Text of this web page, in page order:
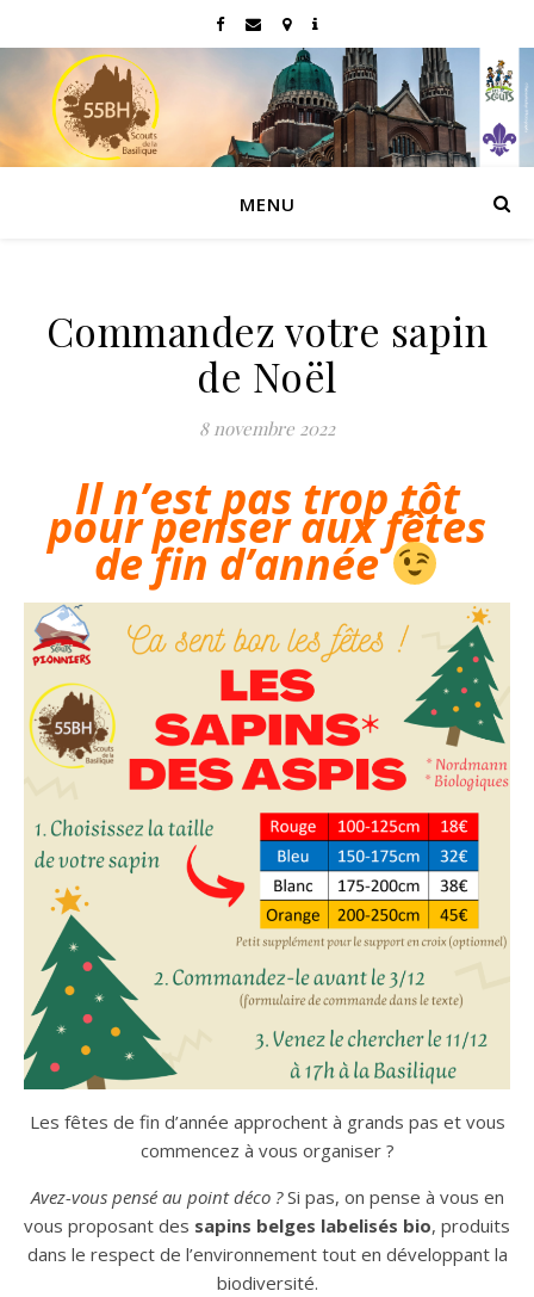
MENU
Commandez votre sapin
de Noël
8 novembre 2022
Il n’est pas trop tôt
pour penser aux fêtes
de fin d’année
Les fêtes de fin d’année approchent à grands pas et vous
commencez à vous organiser ?
Avez-vous pensé au point déco ?Si pas, on pense à vous en
vous proposant des sapins belges labelisés bio, produits
dans le respect de l’environnement tout en développant la
biodiversité.